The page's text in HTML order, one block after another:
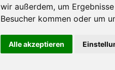
wir außerdem, um
Besucher kommen oder um
Alle akzeptieren